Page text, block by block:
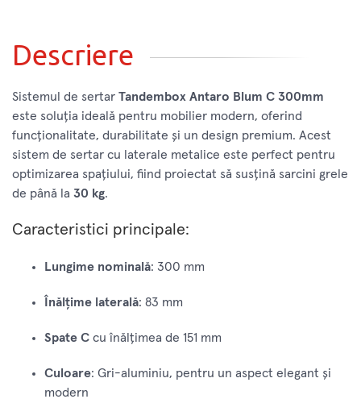
Descriere
Sistemul de sertar Tandembox Antaro Blum C 300mm
este soluția ideală pentru mobilier modern, oferind
funcționalitate, durabilitate și un design premium. Acest
sistem de sertar cu laterale metalice este perfect pentru
optimizarea spațiului, fiind proiectat să susțină sarcini grele
de până la 30 kg.
Caracteristici principale:
Lungime nominală: 300 mm
Înălțime laterală: 83 mm
Spate C cu înălțimea de 151 mm
Culoare: Gri-aluminiu, pentru un aspect elegant și
modern